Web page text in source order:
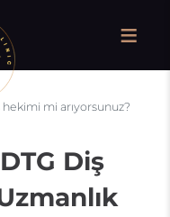
mi arıyorsunuz?
Diş